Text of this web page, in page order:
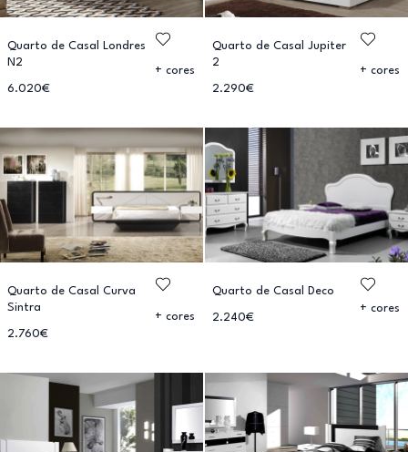
Quarto de Casal Londres
N2
6.020€
+ cores
Quarto de Casal Jupiter
2
2.290€
+ cores
Quarto de Casal Curva
Sintra
2.760€
+ cores
Quarto de Casal Deco
2.240€
+ cores